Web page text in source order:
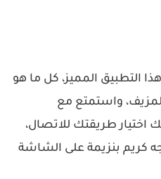
التطبيق المميز، كل ما هو
واستمتع مع
اختيار طريقتك للاتصال،
كريم بنزيمة على الشاشة